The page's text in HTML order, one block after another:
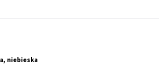
niebieska